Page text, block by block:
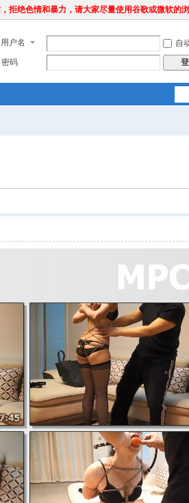
拒绝色情和暴力，请大家尽量使用谷歌或微软的
用户名 自
密码